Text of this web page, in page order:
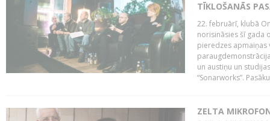
TĪKLOŠANĀS
22. februārī, klubā
norisināsies šī gada
pieredzes apmaiņas
un austiņu un
“Sonarworks”.
ZELTA